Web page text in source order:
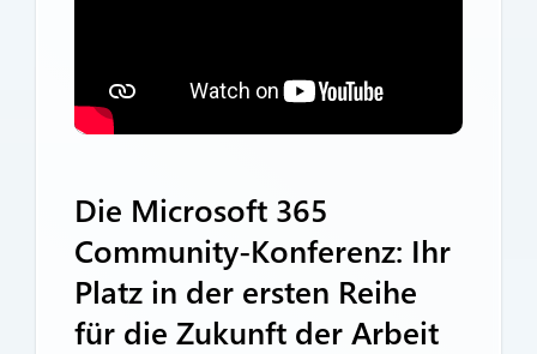
Die Microsoft 365
Community-Konferenz: Ihr
Platz in der ersten Reihe
für die Zukunft der Arbeit